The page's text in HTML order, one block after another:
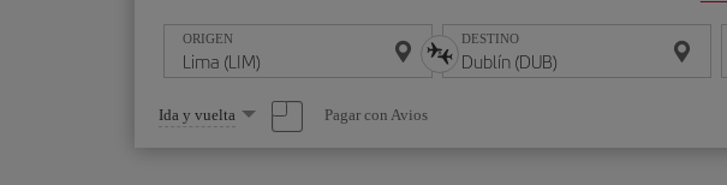
ORIGEN DESTINO
Seleccione
una
opción
Ida y vuelta Pagar con Avios